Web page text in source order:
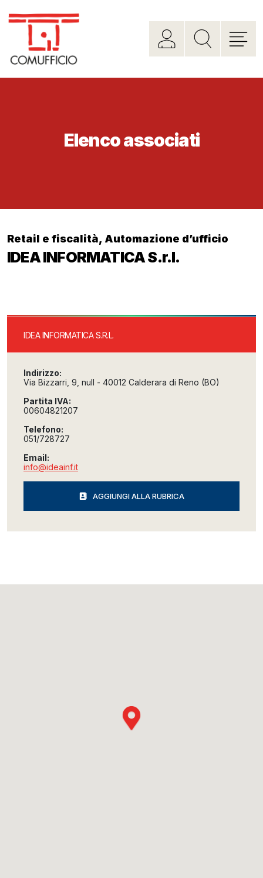
Elenco associati
Retail e fiscalità, Automazione d’ufficio
IDEA INFORMATICA S.r.l.
IDEA INFORMATICA S.R.L.
Indirizzo:
Via Bizzarri, 9, null - 40012 Calderara di Reno (BO)
Partita IVA:
00604821207
Telefono:
051/728727
Email:
info@ideainf.it
AGGIUNGI ALLA RUBRICA